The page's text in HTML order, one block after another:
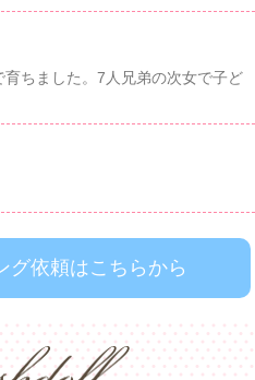
ちました。7人兄弟の次女で子ど
グ依頼はこちらから